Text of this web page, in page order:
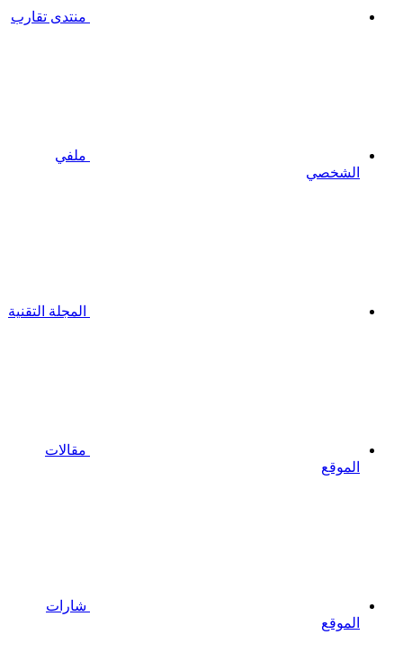
منتدى تقارب
ملفي
الشخصي
المجلة التقنية
مقالات
الموقع
شارات
الموقع